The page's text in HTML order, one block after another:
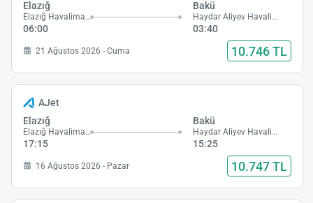
Elazığ
Elazığ Havalimanı
06:00
Bakü
Haydar Aliyev Havalimanı
03:40
21 Ağustos 2026 - Cuma 10.746 TL
AJet
Elazığ
Elazığ Havalimanı
17:15
Bakü
Haydar Aliyev Havalimanı
15:25
16 Ağustos 2026 - Pazar 10.747 TL